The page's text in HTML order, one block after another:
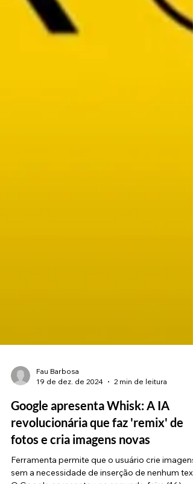
Fau Barbosa
19 de dez. de 2024
2 min de leitura
Google apresenta Whisk: A IA
revolucionária que faz 'remix' de
fotos e cria imagens novas